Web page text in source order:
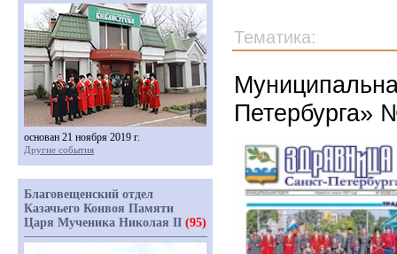
Тематика:
Петербурга»
основан 21 ноября 2019 г.
Другие события
Благовещенский отдел
Казачьего Конвоя Памяти
Царя Мученика Николая II (95)